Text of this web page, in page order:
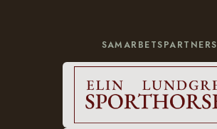
SAMARBETSPARTNERS